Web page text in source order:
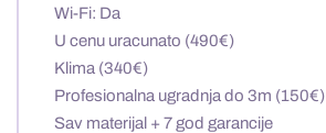
Wi-Fi: Da
U cenu uracunato (490€)
Klima (340€)
Profesionalna ugradnja do 3m (150€)
Sav materijal + 7 god garancije